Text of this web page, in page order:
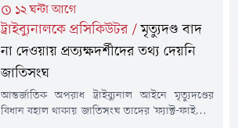
১২ ঘন্টা আগে
ট্রাইব্যুনালকে প্রসিকিউটর /মৃত্যুদণ্ড বাদ
না দেওয়ায় প্রত্যক্ষদর্শীদের তথ্য দেয়নি
জাতিসংঘ
আন্তর্জাতিক অপরাধ ট্রাইব্যুনাল আইনে মৃত্যুদণ্ডের
বিধান বহাল থাকায় জাতিসংঘ তাদের 'ফ্যাক্ট-ফাইন্ডিং'